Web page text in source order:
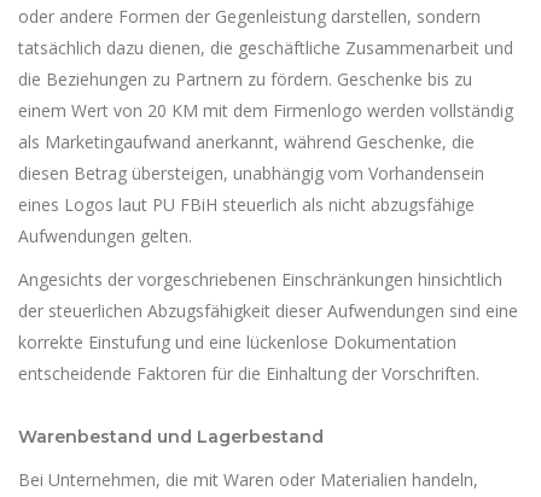
oder andere Formen der Gegenleistung darstellen, sondern
tatsächlich dazu dienen, die geschäftliche Zusammenarbeit und
die Beziehungen zu Partnern zu fördern. Geschenke bis zu
einem Wert von 20 KM mit dem Firmenlogo werden vollständig
als Marketingaufwand anerkannt, während Geschenke, die
diesen Betrag übersteigen, unabhängig vom Vorhandensein
eines Logos laut PU FBiH steuerlich als nicht abzugsfähige
Aufwendungen gelten.
Angesichts der vorgeschriebenen Einschränkungen hinsichtlich
der steuerlichen Abzugsfähigkeit dieser Aufwendungen sind eine
korrekte Einstufung und eine lückenlose Dokumentation
entscheidende Faktoren für die Einhaltung der Vorschriften.
Warenbestand und Lagerbestand
Bei Unternehmen, die mit Waren oder Materialien handeln,